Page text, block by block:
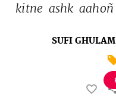
kitne ashk aahoñ
SUFI